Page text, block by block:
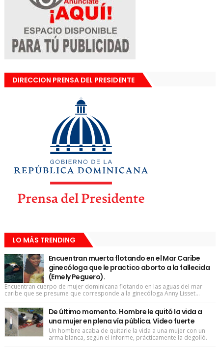
DIRECCION PRENSA DEL PRESIDENTE
LO MÁS TRENDING
Encuentran muerta flotando en el Mar Caribe
ginecóloga que le practico aborto a la fallecida
(Emely Peguero).
Encuentran cuerpo de mujer dominicana flotando en las aguas del mar
caribe que se presume que corresponde a la ginecóloga Anny Lisset...
De último momento. Hombre le quitó la vida a
una mujer en plena vía pública. Video fuerte
Un hombre acaba de quitarle la vida a una mujer con un
arma blanca, según el informe, prácticamente la degolló.